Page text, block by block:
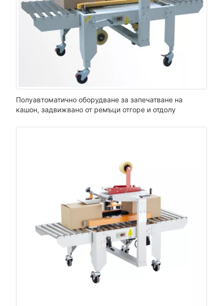
Полуавтоматично оборудване за запечатване на
кашон, задвижвано от ремъци отгоре и отдолу